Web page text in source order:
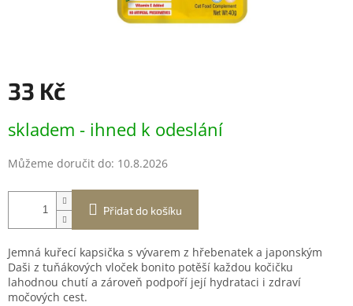
33 Kč
cena:
skladem - ihned k odeslání
Můžeme doručit do: 10.8.2026
Přidat do košíku
Jemná kuřecí kapsička s vývarem z hřebenatek a japonským
Daši z tuňákových vloček bonito potěší každou kočičku
lahodnou chutí a zároveň podpoří její hydrataci i zdraví
močových cest.